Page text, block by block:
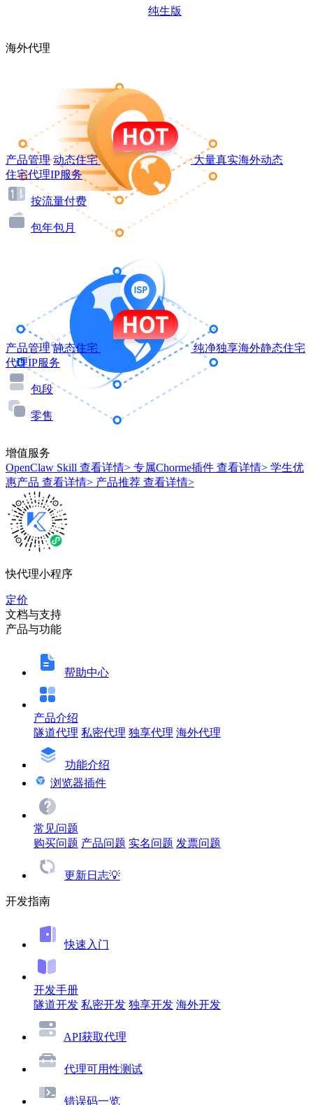
纯生版
海外代理
产品管理 动态住宅
大量真实海外动态
住宅代理IP服务
按流量付费
包年包月
产品管理 静态住宅
纯净独享海外静态住宅
代理IP服务
包段
零售
增值服务
OpenClaw Skill 查看详情> 专属Chorme插件 查看详情> 学生优
惠产品 查看详情> 产品推荐 查看详情>
快代理小程序
定价
文档与支持
产品与功能
帮助中心
产品介绍
隧道代理 私密代理 独享代理 海外代理
功能介绍
浏览器插件
常见问题
购买问题 产品问题 实名问题 发票问题
更新日志💡
开发指南
快速入门
开发手册
隧道开发 私密开发 独享开发 海外开发
API获取代理
代理可用性测试
错误码一览